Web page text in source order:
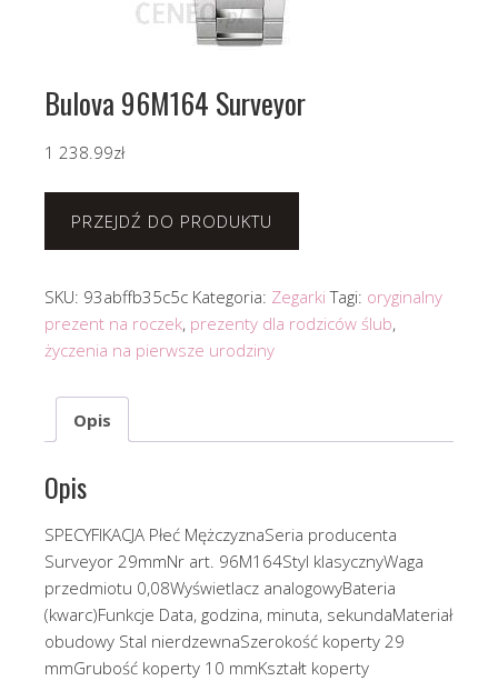
Bulova 96M164 Surveyor
1 238.99zł
PRZEJDŹ DO PRODUKTU
SKU: 93abffb35c5c Kategoria: Zegarki Tagi: oryginalny
prezent na roczek, prezenty dla rodziców ślub,
życzenia na pierwsze urodziny
Opis
Opis
SPECYFIKACJA Płeć MężczyznaSeria producenta
Surveyor 29mmNr art. 96M164Styl klasycznyWaga
przedmiotu 0,08Wyświetlacz analogowyBateria
(kwarc)Funkcje Data, godzina, minuta, sekundaMateriał
obudowy Stal nierdzewnaSzerokość koperty 29
mmGrubość koperty 10 mmKształt koperty